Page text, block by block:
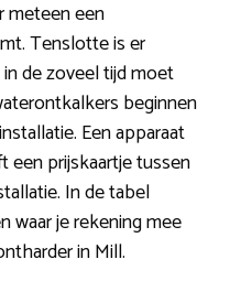
meteen een
Tenslotte is er
de zoveel tijd moet
beginnen
Een apparaat
prijskaartje tussen
In de tabel
waar je rekening mee
in Mill.